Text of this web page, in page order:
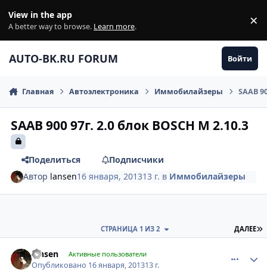
View in the app
A better way to browse. Learn more. ×
AUTO-BK.RU FORUM Войти
Главная Автоэлектроника Иммобилайзеры SAAB
SAAB 900 97г. 2.0 блок BOSCH M 2.10.3
Поделиться
Подписчики
Автор lansen16 января, 201313 г. в Иммобилайзеры
ДАЛЕЕ
СТРАНИЦА 1 ИЗ 2
lansen Активные пользователи
Опубликовано 16 января, 201313 г.